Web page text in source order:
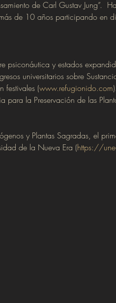
de Carl Gustav Jung”.
de 10 años participando en
psiconáutica y estados
universitarios sobre
festivales (www.refugionido.com).
la Preservación de las
y Plantas Sagradas, el
de la Nueva Era (https://